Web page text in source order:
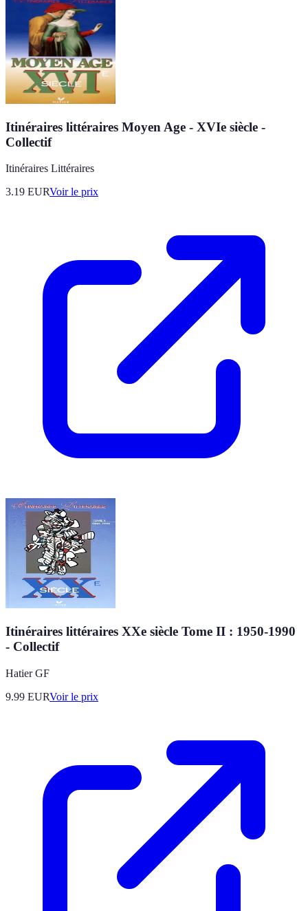
Itinéraires littéraires Moyen Age - XVIe siècle -
Collectif
Itinéraires Littéraires
3.19 EURVoir le prix
Itinéraires littéraires XXe siècle Tome II : 1950-1990
- Collectif
Hatier GF
9.99 EURVoir le prix